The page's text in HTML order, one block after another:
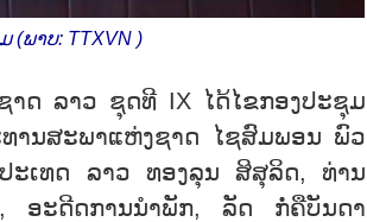
ພາບ: TTXVN )
ດ ລາວ ຊຸດທີ IX ໄດ້ໄຂກອງປະຊຸມ
ານສະພາແຫ່ງຊາດ ໄຊສົມພອນ ພົວ
ະເທດ ລາວ ທອງລຸນ ສິສຸລິດ, ທ່ານ
ອະດີດການນຳພັກ, ລັດ ກໍ່ຄືບັນດາ